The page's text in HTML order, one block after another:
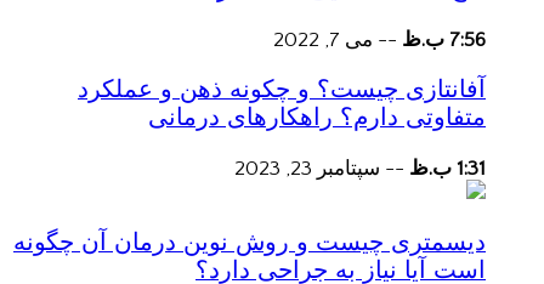
7:56 ب.ظ -- می 7, 2022
آفانتازی چیست؟ و چکونه ذهن و عملکرد
متفاوتی دارم؟ راهکارهای درمانی
1:31 ب.ظ -- سپتامبر 23, 2023
دیسمتری چیست و روش نوین درمان آن چگونه
است آیا نیاز به جراحی دارد؟